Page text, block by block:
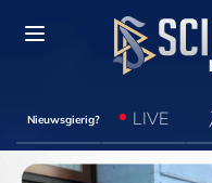
Nieuwsgierig? LIVE